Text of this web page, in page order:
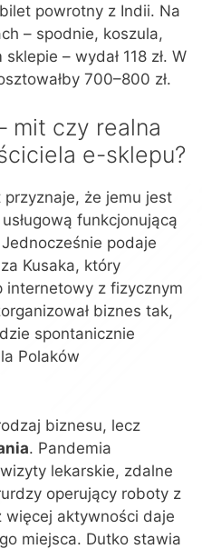
powrotny z Indii. Na
– spodnie, koszula,
– wydał 118 zł. W
700–800 zł.
mit czy realna
e-sklepu?
że jemu jest
funkcjonującą
podaje
Kusaka, który
internetowy z fizycznym
biznes tak,
spontanicznie
Polaków
biznesu, lecz
. Pandemia
lekarskie, zdalne
operujący roboty z
więcej aktywności daje
miejsca. Dutko stawia